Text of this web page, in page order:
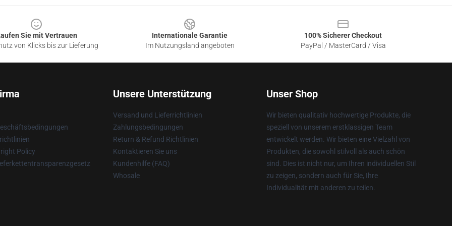
Sie mit Vertrauen
von Klicks bis zur Lieferung
Internationale Garantie
Im Nutzungsland angeboten
100% Sicherer Checkout
PayPal / MasterCard / Visa
Policy
Unsere Unterstützung
Versand und Lieferrichtlinien
Zahlungsbedingungen
Return & Refund Richtlinien
Kontaktieren Sie uns
Kundenhilfe (FAQ)
Whosale
Unser Shop
Wir bieten qualitativ hochwertige Produkte, die
speziell von unserem erstklassigen Team
entwickelt werden. Wir bieten eine Vielzahl von
Produkten, die sowohl stilvoll als auch schön
sind. Dies ist nicht nur, um Ihren individuellen Stil
zu zeigen, sondern auch für Sie, Ihre
Individualität mit anderen zu teilen.